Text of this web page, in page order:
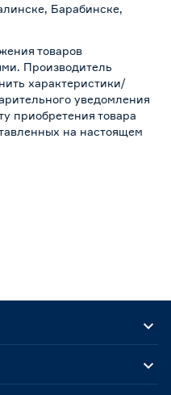
Барабинске,
товаров
Производитель
характеристики/
уведомления
приобретения товара
на настоящем